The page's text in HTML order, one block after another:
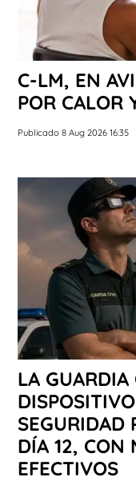
C-LM, EN
POR CALOR
Publicado 8 Aug 2026 16:35
LA GUARDIA
SEGURIDAD
DÍA 12, CON
EFECTIVOS